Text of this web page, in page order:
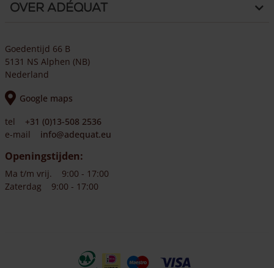
Over Adéquat
Goedentijd 66 B
5131 NS Alphen (NB)
Nederland
Google maps
tel
+31 (0)13-508 2536
e-mail
info@adequat.eu
Openingstijden:
Ma t/m vrij.
9:00 - 17:00
Zaterdag
9:00 - 17:00